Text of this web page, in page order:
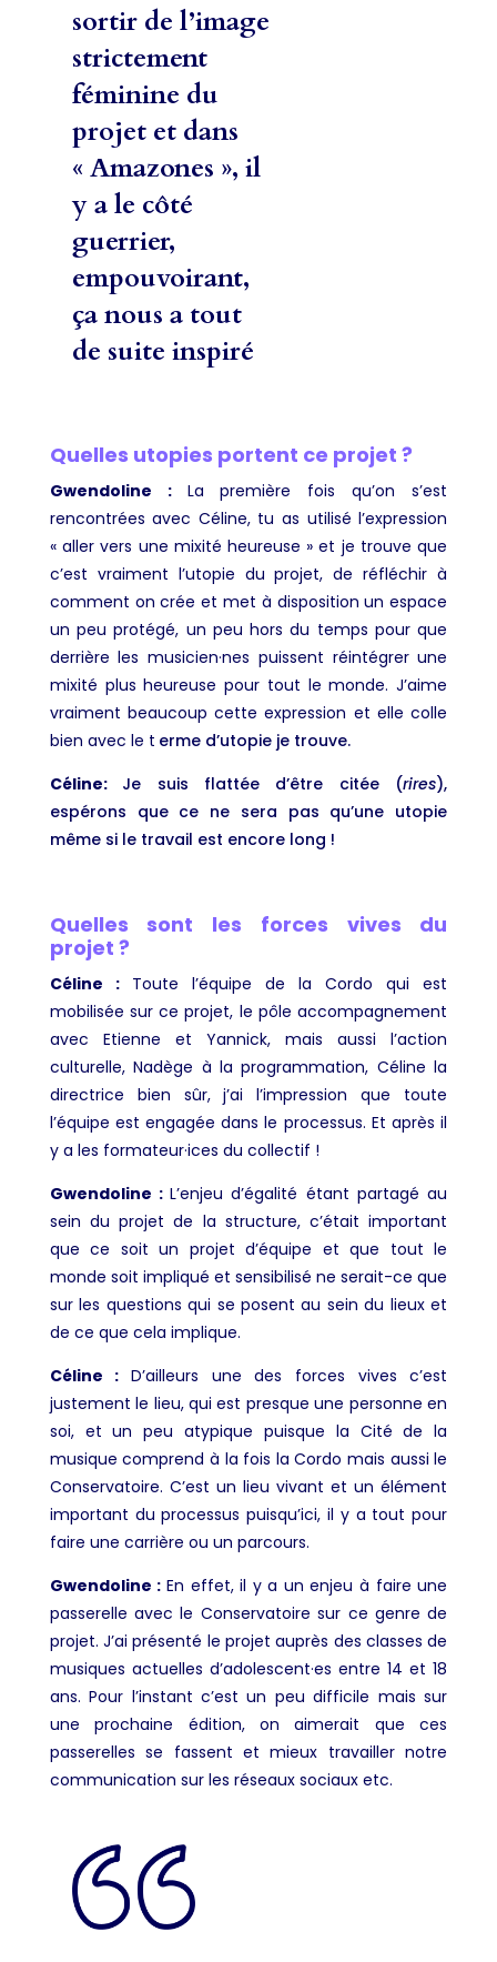
sortir de l’image
strictement
féminine du
projet et dans
« Amazones », il
y a le côté
guerrier,
empouvoirant,
ça nous a tout
de suite inspiré
Quelles utopies portent ce projet ?
Gwendoline : La première fois qu’on s’est
rencontrées avec Céline, tu as utilisé l’expression
« aller vers une mixité heureuse » et je trouve que
c’est vraiment l’utopie du projet, de réfléchir à
comment on crée et met à disposition un espace
un peu protégé, un peu hors du temps pour que
derrière les musicien·nes puissent réintégrer une
mixité plus heureuse pour tout le monde. J’aime
vraiment beaucoup cette expression et elle colle
bien avec le t erme d’utopie je trouve.
Céline: Je suis flattée d’être citée (rires),
espérons que ce ne sera pas qu’une utopie
même si le travail est encore long !
Quelles sont les forces vives du
projet ?
Céline : Toute l’équipe de la Cordo qui est
mobilisée sur ce projet, le pôle accompagnement
avec Etienne et Yannick, mais aussi l’action
culturelle, Nadège à la programmation, Céline la
directrice bien sûr, j’ai l’impression que toute
l’équipe est engagée dans le processus. Et après il
y a les formateur·ices du collectif !
Gwendoline :L’enjeu d’égalité étant partagé au
sein du projet de la structure, c’était important
que ce soit un projet d’équipe et que tout le
monde soit impliqué et sensibilisé ne serait-ce que
sur les questions qui se posent au sein du lieux et
de ce que cela implique.
Céline :D’ailleurs une des forces vives c’est
justement le lieu, qui est presque une personne en
soi, et un peu atypique puisque la Cité de la
musique comprend à la fois la Cordo mais aussi le
Conservatoire. C’est un lieu vivant et un élément
important du processus puisqu’ici, il y a tout pour
faire une carrière ou un parcours.
Gwendoline : En effet, il y a un enjeu à faire une
passerelle avec le Conservatoire sur ce genre de
projet. J’ai présenté le projet auprès des classes de
musiques actuelles d’adolescent·es entre 14 et 18
ans. Pour l’instant c’est un peu difficile mais sur
une prochaine édition, on aimerait que ces
passerelles se fassent et mieux travailler notre
communication sur les réseaux sociaux etc.